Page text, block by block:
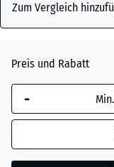
Grasgrün + CHF
Ziegelrot
Zum Vergleich
Preis und Rabatt
-